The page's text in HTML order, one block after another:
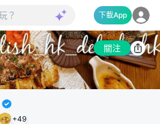
下載App
關注
+49